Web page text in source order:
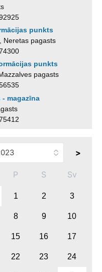
punkts
Neretas pagasts
punkts
pagasts
magazīna
>
P S Sv
1 2 3
8 9 10
15 16 17
22 23 24